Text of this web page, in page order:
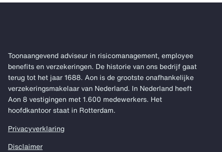
Toonaangevend adviseur in risicomanagement, employee
benefits en verzekeringen. De historie van ons bedrijf gaat
terug tot het jaar 1688. Aon is de grootste onafhankelijke
verzekeringsmakelaar van Nederland. In Nederland heeft
Aon 8 vestigingen met 1.600 medewerkers. Het
hoofdkantoor staat in Rotterdam.
Privacyverklaring
Disclaimer